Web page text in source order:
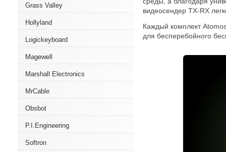
Grass Valley
Hollyland
Logickeyboard
Magewell
Marshall Electronics
MrCable
Obsbot
P.I.Engineering
Softron
видеосендер TX-RX
Каждый комплект
для бесперебойного